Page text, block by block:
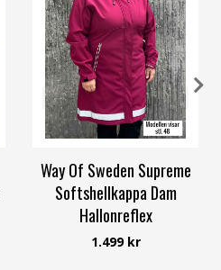
34 36 38 40 42 54/56
Way Of Sweden Supreme
Softshellkappa Dam
Hallonreflex
Way of Sweden
1.499 kr